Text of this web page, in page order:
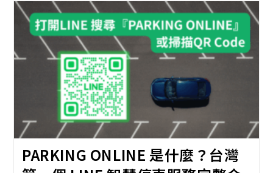
價
如
何？
2026
最
新
真
實
用
戶
體
驗
分
使
用
PARKING ONLINE 是什麼？台灣